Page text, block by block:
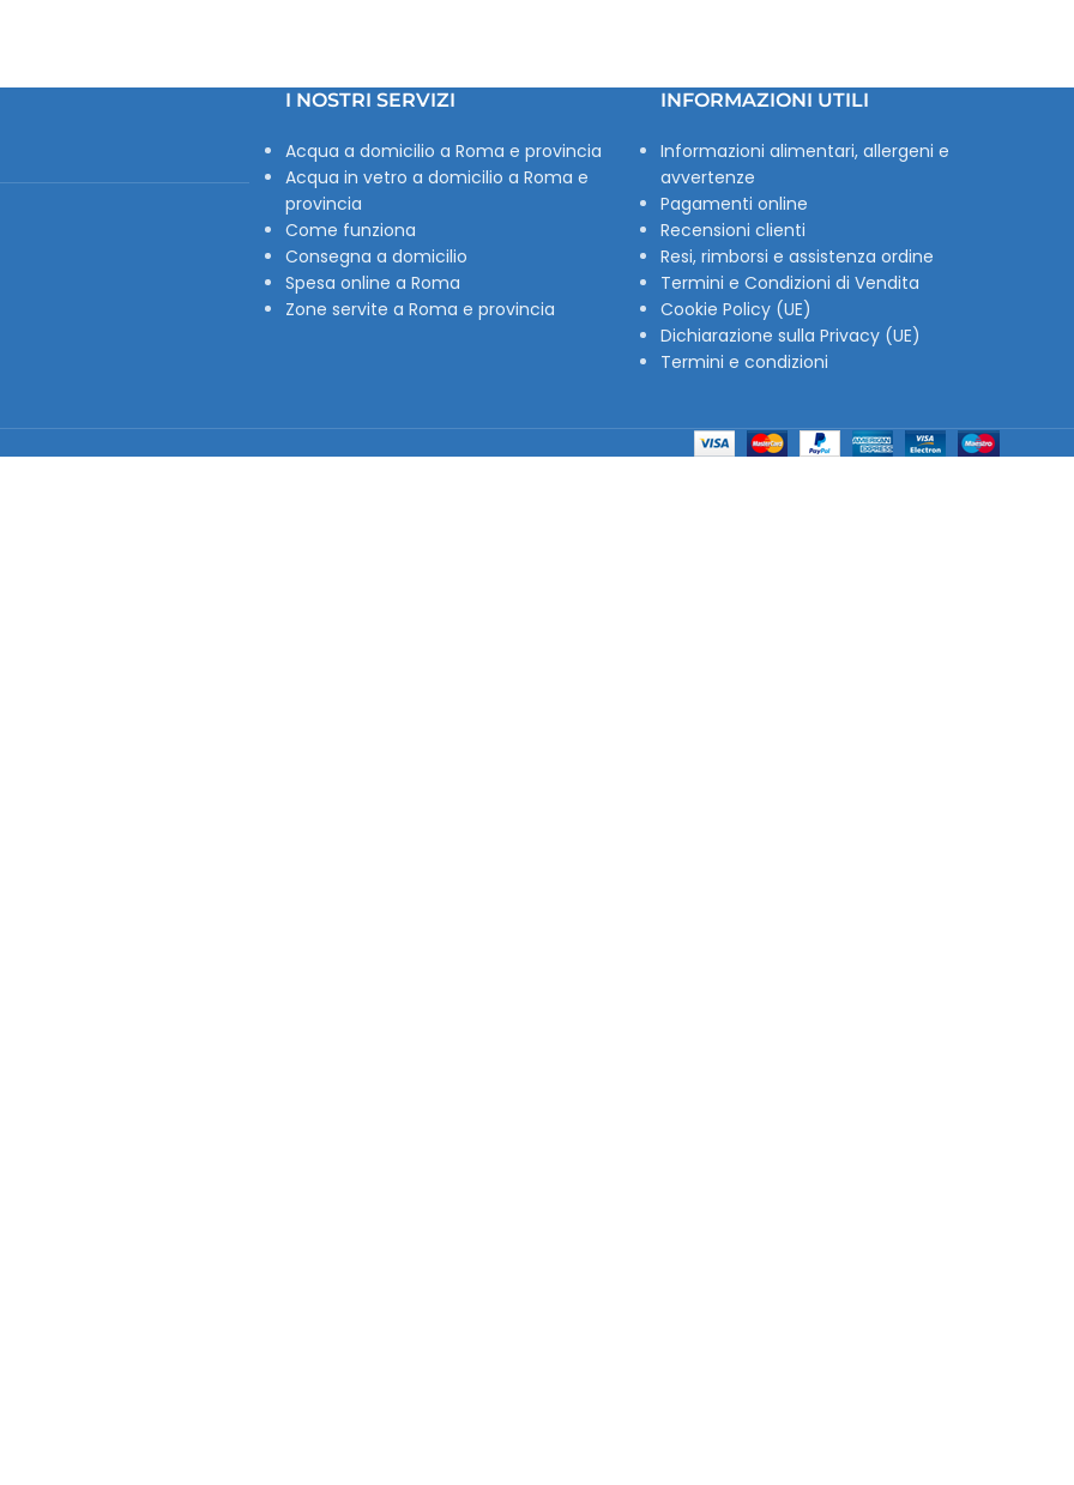
I NOSTRI SERVIZI
Acqua a domicilio a Roma e provincia
Acqua in vetro a domicilio a Roma e
provincia
Come funziona
Consegna a domicilio
Spesa online a Roma
Zone servite a Roma e provincia
INFORMAZIONI UTILI
Informazioni alimentari, allergeni e
avvertenze
Pagamenti online
Recensioni clienti
Resi, rimborsi e assistenza ordine
Termini e Condizioni di Vendita
Cookie Policy (UE)
Dichiarazione sulla Privacy (UE)
Termini e condizioni